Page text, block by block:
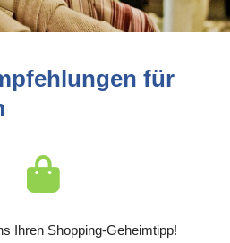
für
Ihren Shopping-Geheimtipp!